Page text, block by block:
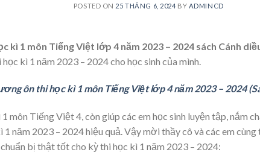
POSTED ON 25 THÁNG 6, 2024 BY ADMINCD
kì 1 môn Tiếng Việt lớp 4 năm 2023 – 2024 sách Cánh
kì 1 năm 2023 – 2024 cho học sinh của mình.
ôn thi học kì 1 môn Tiếng Việt lớp 4 năm 2023 – 2024
môn Tiếng Việt 4, còn giúp các em học sinh luyện tập, nắm
1 năm 2023 – 2024 hiệu quả. Vậy mời thầy cô và các em
bị thật tốt cho kỳ thi học kì 1 năm 2023 – 2024: